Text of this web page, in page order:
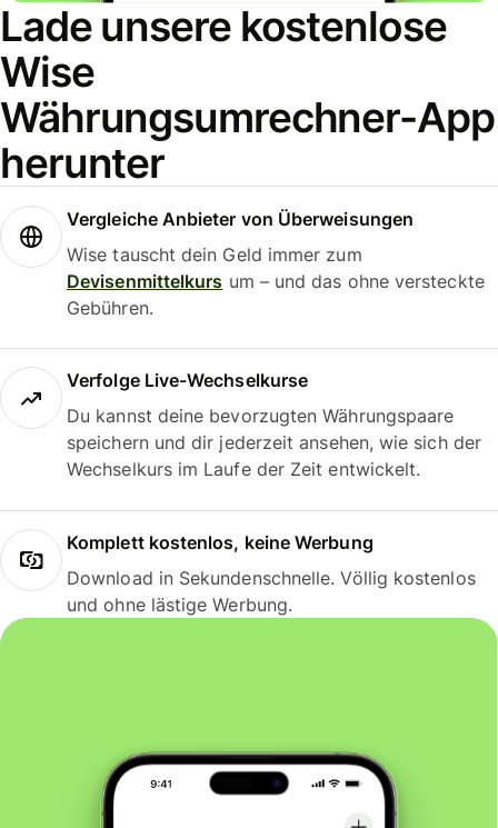
Lade unsere kostenlose
Wise
Währungsumrechner-App
herunter
Vergleiche Anbieter von Überweisungen
Wise tauscht dein Geld immer zum
Devisenmittelkurs um – und das ohne versteckte
Gebühren.
Verfolge Live-Wechselkurse
Du kannst deine bevorzugten Währungspaare
speichern und dir jederzeit ansehen, wie sich der
Wechselkurs im Laufe der Zeit entwickelt.
Komplett kostenlos, keine Werbung
Download in Sekundenschnelle. Völlig kostenlos
und ohne lästige Werbung.